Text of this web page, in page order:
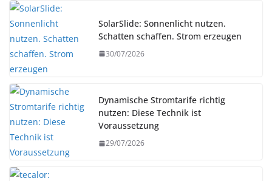
SolarSlide: Sonnenlicht nutzen.
Schatten schaffen. Strom erzeugen
30/07/2026
Dynamische Stromtarife richtig
nutzen: Diese Technik ist
Voraussetzung
29/07/2026